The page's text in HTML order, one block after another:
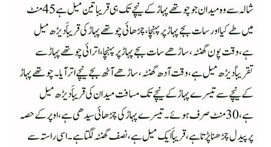
شالہ سے وہ میدان جو چوتھے پہاڑ کے نیچے تک ہی قریباتین میل ہے 45 منٹ
میں طے کیا اور سات بجے پہاڑ پر پہنچا،چڑھائی چوتھے پہاڑ کی قریباََ دیڑھ میل
ہے،وقت پون گھنٹہ ،ساڑھے سات بجے پہاڑ پر پہنچا،اترائی چوتھے پہاڑ سے
تقریباً دیڑھ میل ہے،وقت آدھ گھنٹہ،ساڑھے آٹھ بجے نیچے اترآیا۔چوتھے پہاڑ
کے نیچے سے تیسرے پہاڑ کے نیچے تک مسافت میدان کی قریباََ دیڑھ میل
ہے،30 منٹ صرف ہوئے۔تیسرے پہاڑ کی چڑھائی سیدھی ہے،اوپر کے حصہ
پر پیدل چڑھناپڑتا ہے،قریباََ ایک میل ہے،نصف گھنٹہ لگتا ہے۔ اسی راستہ سے